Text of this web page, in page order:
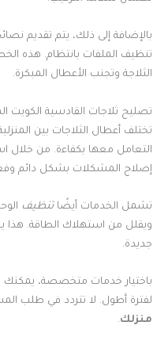
بالإضافة إلى ذلك، يتم تقديم
تنظيف الملفات بانتظام. هذه
الثلاجة وتجنب الأعطال المبكرة.
تصليح ثلاجات القادسية الكويت
تختلف أعطال الثلاجات بين
التعامل معها بكفاءة. من خلال
إصلاح المشكلات بشكل دائم
تشمل الخدمات أيضًاتنظيف
ويقلل من استهلاك الطاقة. هذا
جديدة.
باختيار خدمات متخصصة، يمكنك
لفترة أطول. لا تتردد في طلب
منزلك.